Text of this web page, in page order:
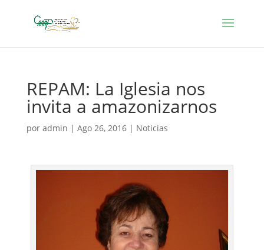
REPAM: La Iglesia nos
invita a amazonizarnos
por admin | Ago 26, 2016| Noticias